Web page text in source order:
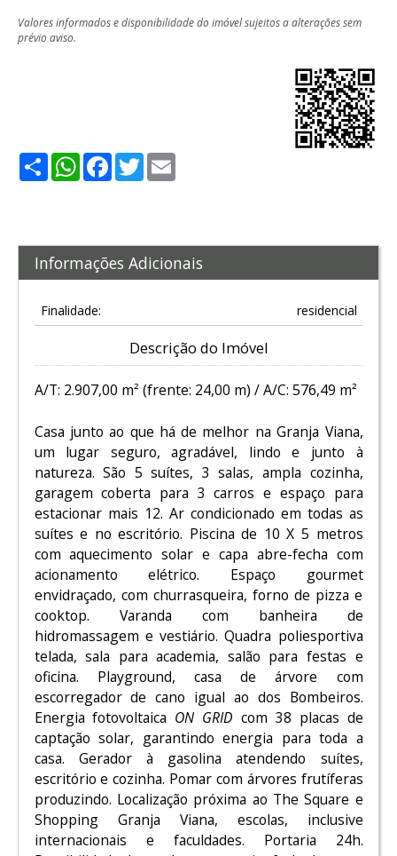
Valores informados e disponibilidade do imóvel sujeitos a alterações sem
prévio aviso.
ShareWhatsApp
Facebook
Twitter
Informações Adicionais
Finalidade: residencial
Descrição do Imóvel
A/T: 2.907,00 m² (frente: 24,00 m) / A/C: 576,49 m²
Casa junto ao que há de melhor na Granja Viana,
um lugar seguro, agradável, lindo e junto à
natureza. São 5 suítes, 3 salas, ampla cozinha,
garagem coberta para 3 carros e espaço para
estacionar mais 12. Ar condicionado em todas as
suítes e no escritório. Piscina de 10 X 5 metros
com aquecimento solar e capa abre-fecha com
acionamento elétrico. Espaço gourmet
envidraçado, com churrasqueira, forno de pizza e
cooktop. Varanda com banheira de
hidromassagem e vestiário. Quadra poliesportiva
telada, sala para academia, salão para festas e
oficina. Playground, casa de árvore com
escorregador de cano igual ao dos Bombeiros.
Energia fotovoltaica ON GRID com 38 placas de
captação solar, garantindo energia para toda a
casa. Gerador à gasolina atendendo suítes,
escritório e cozinha. Pomar com árvores frutíferas
produzindo. Localização próxima ao The Square e
Shopping Granja Viana, escolas, inclusive
internacionais e faculdades. Portaria 24h.